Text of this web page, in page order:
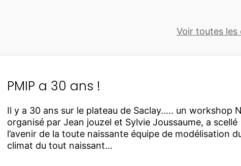
Voir toutes les
PMIP a 30 ans !
Il y a 30 ans sur le plateau de Saclay….. un workshop
organisé par Jean jouzel et Sylvie Joussaume, a scellé
l’avenir de la toute naissante équipe de modélisation
climat du tout naissant…